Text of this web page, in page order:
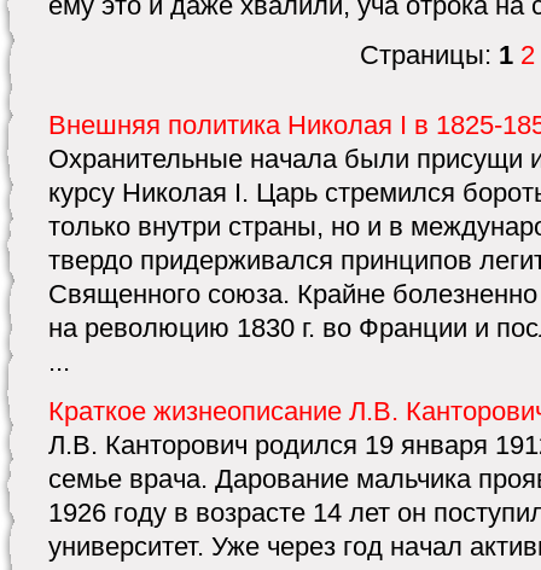
Страницы: 1 2
Внешняя политика Николая I в 1825-
Охранительные начала были присущи
курсу Николая I. Царь стремился
только внутри страны, но и в
твердо придерживался принципов
Священного союза. Крайне
на революцию 1830 г. во Франции и
...
Краткое жизнеописание Л.В.
Л.В. Канторович родился 19 января
семье врача. Дарование мальчика
1926 году в возрасте 14 лет он
университет. Уже через год начал